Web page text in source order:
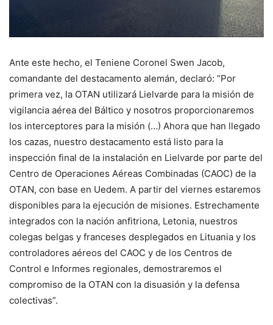
Ante este hecho, el Teniene Coronel Swen Jacob,
comandante del destacamento alemán, declaró: “Por
primera vez, la OTAN utilizará Lielvarde para la misión de
vigilancia aérea del Báltico y nosotros proporcionaremos
los interceptores para la misión (…) Ahora que han llegado
los cazas, nuestro destacamento está listo para la
inspección final de la instalación en Lielvarde por parte del
Centro de Operaciones Aéreas Combinadas (CAOC) de la
OTAN, con base en Uedem. A partir del viernes estaremos
disponibles para la ejecución de misiones. Estrechamente
integrados con la nación anfitriona, Letonia, nuestros
colegas belgas y franceses desplegados en Lituania y los
controladores aéreos del CAOC y de los Centros de
Control e Informes regionales, demostraremos el
compromiso de la OTAN con la disuasión y la defensa
colectivas”.